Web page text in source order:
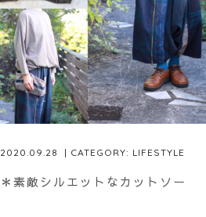
2020.09.28 | CATEGORY: LIFESTYLE
＊素敵シルエットなカットソー